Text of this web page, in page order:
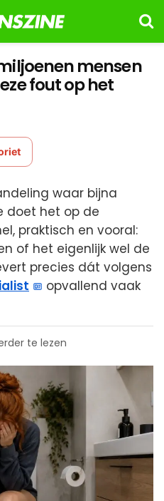
mensen
fout op het
waar bijna
doet het op de
praktisch en vooral:
of het eigenlijk wel de
precies dát volgens
opvallend vaak
te lezen